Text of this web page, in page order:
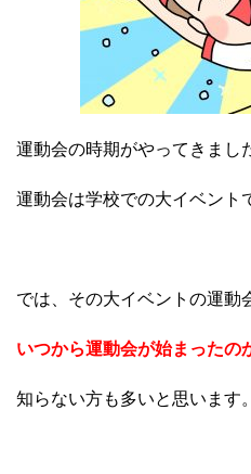
運動会の時期がやってきまし
運動会は学校での大イベント
では、その大イベントの運動
いつから運動会が始まったの
知らない方も多いと思います。